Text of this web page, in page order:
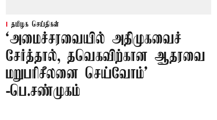
தமிழக செய்திகள்
‘அமைச்சரவையில் அதிமுகவைச்
சேர்த்தால், தவெகவிற்கான ஆதரவை
மறுபரிசீலனை செய்வோம்'
-பெ.சண்முகம்